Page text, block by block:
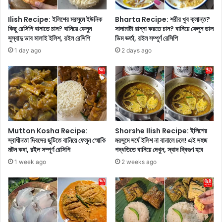
ন্দ
বো
স
!
দা
র্জি
লিং
মে
লে
কি
ষা
ণ
গ
ঞ্জ
হ
য়ে
ড়
ক
প
থে
যা
:
র
তে
২
০
ল
ক্ষ
টা
কা
র
নি
চে
সে
রা
গা
গু
লি
অ
ন্বে
Ilish Recipe: ইলিশের মরসুমে ইউনিক
কিছু রেসিপি বানাতে চান? বানিয়ে ফেলুন
সুস্বাদু ডাব মালাই ইলিশ, রইল রেসিপি
1 day ago
Bharta Recipe: শরীর খুব ক্লান্ত?
সাদামাটা রান্না করতে চান? বানিয়ে ফেলুন ডাল
ডিম ভর্তা, রইল সম্পূর্ণ রেসিপি
2 days ago
Mutton Kosha Recipe:
স্বাধীনতা দিবসের ছুটিতে বানিয়ে ফেলুন স্মোকি
মটন কষা, রইল সম্পূর্ণ রেসিপি
1 week ago
Shorshe Ilish Recipe: ইলিশের
মরসুমে সর্ষে ইলিশ না বানালে চলে! এই সহজ
পদ্ধতিতে বানিয়ে দেখুন, স্বাদ দ্বিগুণ হবে
2 weeks ago